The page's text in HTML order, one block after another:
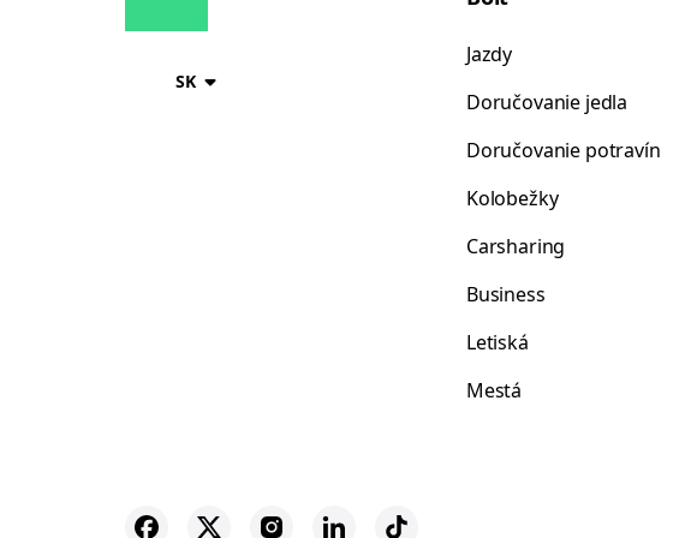
SK
Jazdy
Doručovanie jedla
Doručovanie potravín
Kolobežky
Carsharing
Business
Letiská
Mestá